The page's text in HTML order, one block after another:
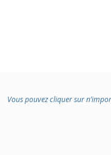
Vous pouvez cliquer sur